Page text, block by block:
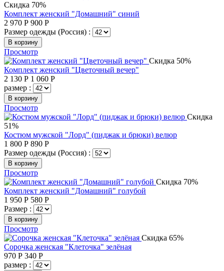
Скидка 70%
Комплект женский "Домашний" синий
2 970 Р 900 Р
Размер одежды (Россия) :
В корзину
Просмотр
Скидка 50%
Комплект женский "Цветочный вечер"
2 130 Р 1 060 Р
размер :
В корзину
Просмотр
Скидка
51%
Костюм мужской "Лорд" (пиджак и брюки) велюр
1 800 Р 890 Р
Размер одежды (Россия) :
В корзину
Просмотр
Скидка 70%
Комплект женский "Домашний" голубой
1 950 Р 580 Р
Размер :
В корзину
Просмотр
Скидка 65%
Сорочка женская "Клеточка" зелёная
970 Р 340 Р
размер :